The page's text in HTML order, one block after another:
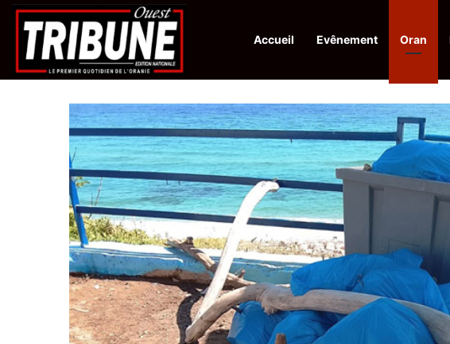
Accueil Evênement Oran
Infos en Direct: Protection de la ville sainte d’El-Qods : l’Algérie appelle à une action